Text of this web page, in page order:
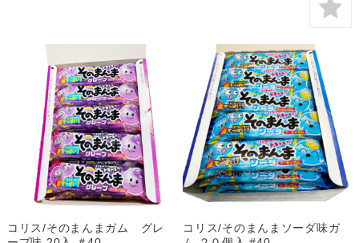
コリス/そのまんまガム グレ
コリス/そのまんまソーダ味ガ